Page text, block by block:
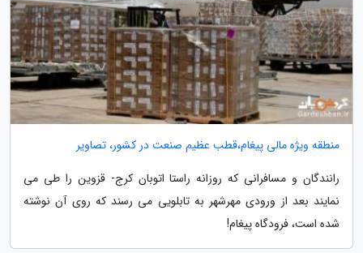
منطقه ویژه مالی پیغام،قطب عظیم صنعت در کشور، تصاویر
رانندگان و مسافرانی که روزانه راستا اتوبان کرج- قزوین را طی می
نمایند بعد از ورودی مهرشهر به تابلویی می رسند که روی آن نوشته
شده است، فرودگاه پیغام!